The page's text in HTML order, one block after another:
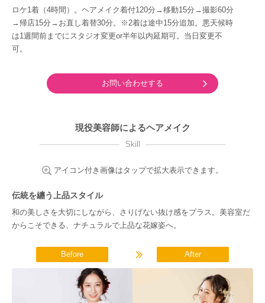
ロケ1着（4時間）。ヘアメイク着付120分→移動15分→撮影60分
→帰店15分→お直し着替30分。※2着は途中15分追加。悪天候時
は1週間前までにスタジオ変更or半年以内延期可。当日変更不
可。
お問い合わせする
現役美容師によるヘアメイク
Skill
アイコン付き画像はタップで拡大表示できます。
伝統を纏う上品スタイル
和の美しさを大切にしながら、さりげない抜け感をプラス。美容室だ
からこそできる、ナチュラルで上品な花嫁姿へ。
Before After